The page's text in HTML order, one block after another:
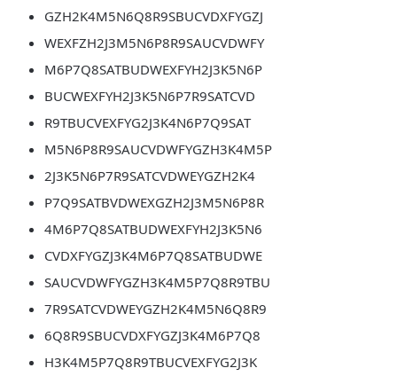
GZH2K4M5N6Q8R9SBUCVDXFYGZJ
WEXFZH2J3M5N6P8R9SAUCVDWFY
M6P7Q8SATBUDWEXFYH2J3K5N6P
BUCWEXFYH2J3K5N6P7R9SATCVD
R9TBUCVEXFYG2J3K4N6P7Q9SAT
M5N6P8R9SAUCVDWFYGZH3K4M5P
2J3K5N6P7R9SATCVDWEYGZH2K4
P7Q9SATBVDWEXGZH2J3M5N6P8R
4M6P7Q8SATBUDWEXFYH2J3K5N6
CVDXFYGZJ3K4M6P7Q8SATBUDWE
SAUCVDWFYGZH3K4M5P7Q8R9TBU
7R9SATCVDWEYGZH2K4M5N6Q8R9
6Q8R9SBUCVDXFYGZJ3K4M6P7Q8
H3K4M5P7Q8R9TBUCVEXFYG2J3K